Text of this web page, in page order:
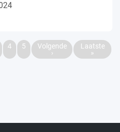
4 5
Volgende
›
Laatste
»